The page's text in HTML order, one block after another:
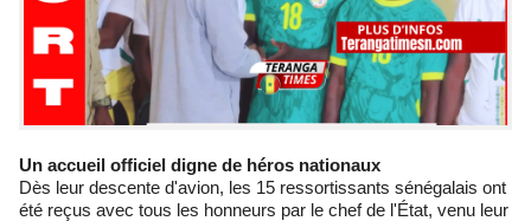
Un accueil officiel digne de héros nationaux
Dès leur descente d'avion, les 15 ressortissants sénégalais ont
été reçus avec tous les honneurs par le chef de l'État, venu leur